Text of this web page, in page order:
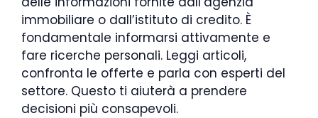
immobiliare o dall’istituto di credito. È
fondamentale informarsi attivamente e
fare ricerche personali. Leggi articoli,
confronta le offerte e parla con esperti del
settore. Questo ti aiuterà a prendere
decisioni più consapevoli.